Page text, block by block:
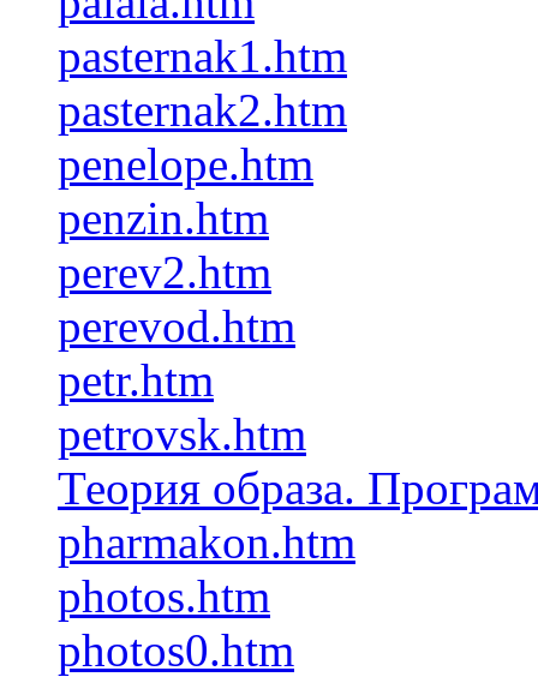
pasternak1.htm
pasternak2.htm
penelope.htm
penzin.htm
perev2.htm
perevod.htm
petr.htm
petrovsk.htm
Теория образа.
pharmakon.htm
photos.htm
photos0.htm